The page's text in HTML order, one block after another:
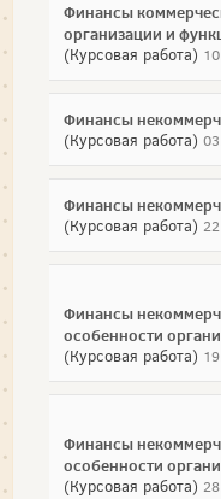
Финансы
организации и
(Курсовая работа)
Финансы
(Курсовая работа)
Финансы
(Курсовая работа)
Финансы
особенности
(Курсовая работа)
Финансы
особенности
(Курсовая работа)